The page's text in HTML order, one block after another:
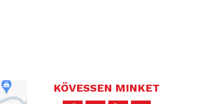
KÖVESSEN MINKET